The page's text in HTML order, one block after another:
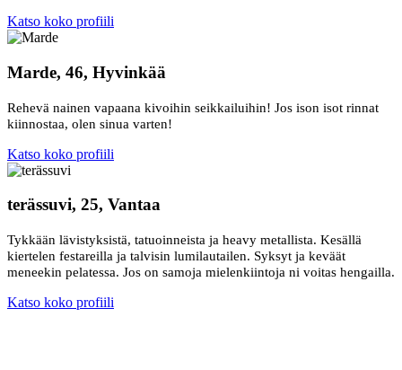
Katso koko profiili
Marde, 46, Hyvinkää
Rehevä nainen vapaana kivoihin seikkailuihin! Jos ison isot rinnat
kiinnostaa, olen sinua varten!
Katso koko profiili
terässuvi, 25, Vantaa
Tykkään lävistyksistä, tatuoinneista ja heavy metallista. Kesällä
kiertelen festareilla ja talvisin lumilautailen. Syksyt ja keväät
meneekin pelatessa. Jos on samoja mielenkiintoja ni voitas hengailla.
Katso koko profiili